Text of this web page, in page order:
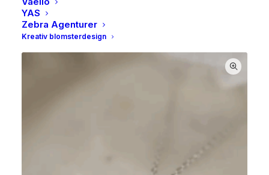
YAS
Zebra Agenturer
Kreativ blomsterdesign
Du liker kanskje også